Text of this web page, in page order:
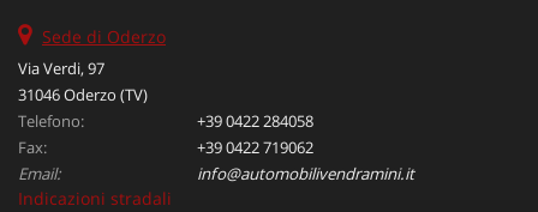
Sede di Oderzo
Via Verdi, 97
31046 Oderzo (TV)
Telefono:
+39 0422 284058
Fax:
+39 0422 719062
Email:
info@automobilivendramini.it
Indicazioni stradali